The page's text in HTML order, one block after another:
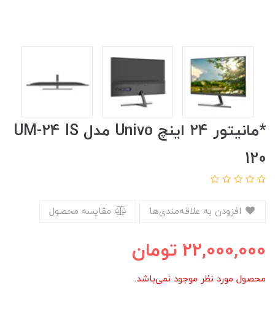
*مانیتور 24 اینچ Univo مدل UM-24 IS
120
مقایسه محصول
22,000,000 تومان
محصول مورد نظر موجود نمی‌باشد.